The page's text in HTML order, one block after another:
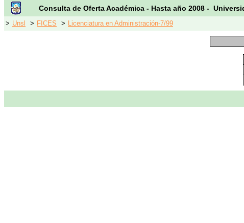
Consulta de Oferta Académica - Hasta año 2008 -
> Unsl > FICES > Licenciatura en Administración-7/99